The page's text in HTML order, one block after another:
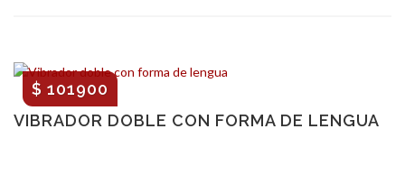
VIBRADOR DOBLE CON FORMA DE LENGUA
$ 101900